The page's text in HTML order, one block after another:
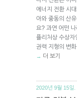
에너지 전환 시
아와 중동의 산
요? 과연 어떤
퓰리처상 수상자
권력 지형의 변
→ 더 보기
2020년 9월 15일.